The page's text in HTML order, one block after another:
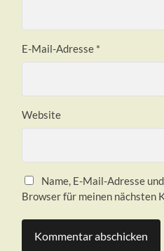
E-Mail-Adresse *
Website
Name, E-Mail-Adresse
Browser für meinen nächsten